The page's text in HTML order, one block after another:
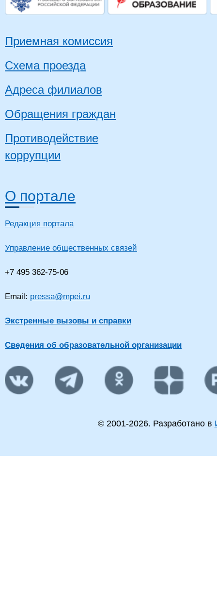
Приемная комиссия
Схема проезда
Адреса филиалов
Обращения граждан
Противодействие
коррупции
О портале
Редакция портала
Управление общественных связей
+7 495 362-75-06
Email: pressa@mpei.ru
Экстренные вызовы и справки
Сведения об образовательной организации
© 2001-2026. Разработано в